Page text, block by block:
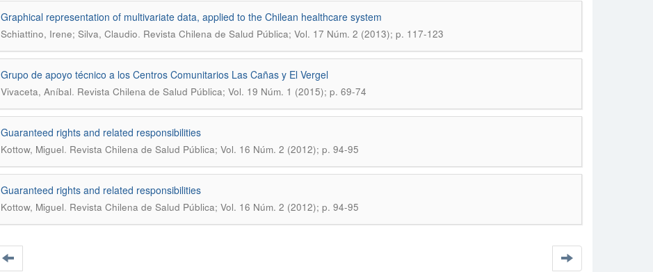
Graphical representation of multivariate data, applied to the Chilean healthcare system
Schiattino, Irene; Silva, Claudio. Revista Chilena de Salud Pública; Vol. 17 Núm. 2 (2013); p. 117-123
Grupo de apoyo técnico a los Centros Comunitarios Las Cañas y El Vergel
Vivaceta, Aníbal. Revista Chilena de Salud Pública; Vol. 19 Núm. 1 (2015); p. 69-74
Guaranteed rights and related responsibilities
Kottow, Miguel. Revista Chilena de Salud Pública; Vol. 16 Núm. 2 (2012); p. 94-95
Guaranteed rights and related responsibilities
Kottow, Miguel. Revista Chilena de Salud Pública; Vol. 16 Núm. 2 (2012); p. 94-95